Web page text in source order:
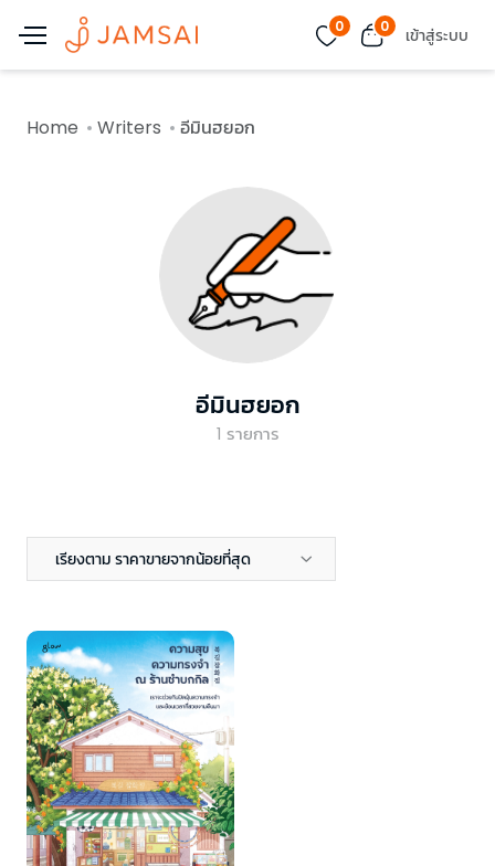
0 0 เข้าสู่ระบบ
Home Writers อีมินฮยอก
อีมินฮยอก
1 รายการ
เรียงตาม ราคาขายจากน้อยที่สุด